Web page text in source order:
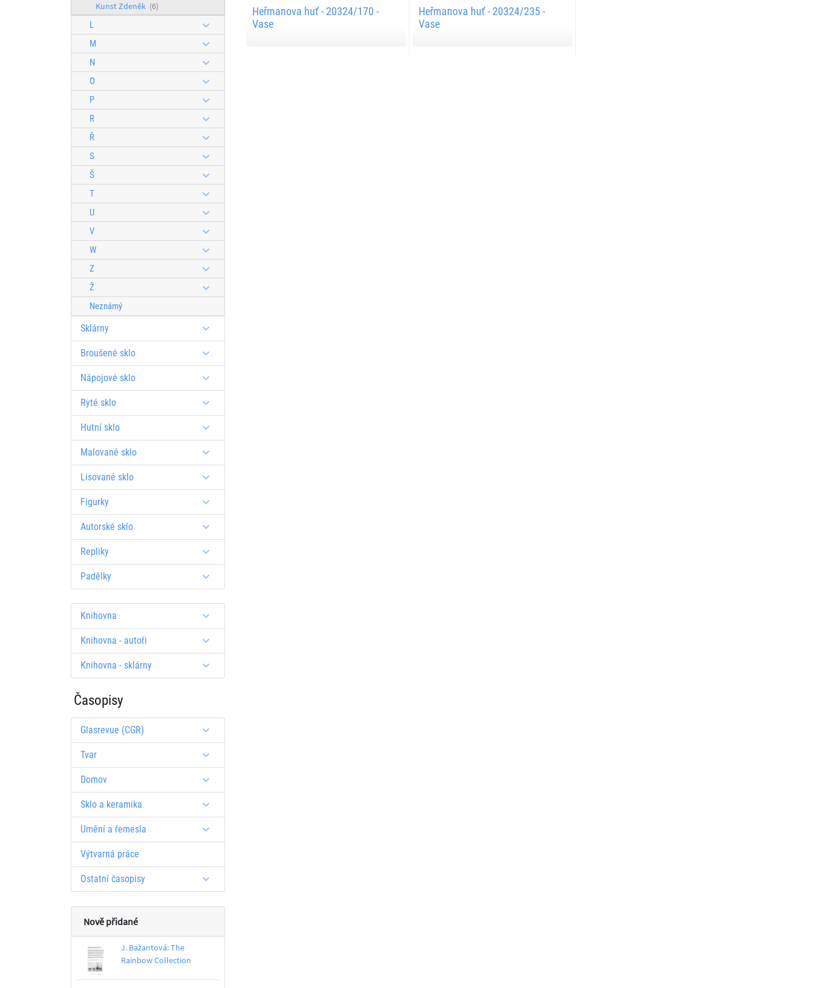
Kunst Zdeněk (6)
L
M
N
O
P
R
Ř
S
Š
T
U
V
W
Z
Ž
Neznámý
Sklárny
Broušené sklo
Nápojové sklo
Ryté sklo
Hutní sklo
Malované sklo
Lisované sklo
Figurky
Autorské sklo
Repliky
Padělky
Knihovna
Knihovna - autoři
Knihovna - sklárny
Časopisy
Glasrevue (CGR)
Tvar
Domov
Sklo a keramika
Umění a řemesla
Výtvarná práce
Ostatní časopisy
Nově přidané
J. Bažantová: The
Rainbow Collection
Heřmanova huť - 20324/170 -
Vase
Heřmanova huť - 20324/235 -
Vase